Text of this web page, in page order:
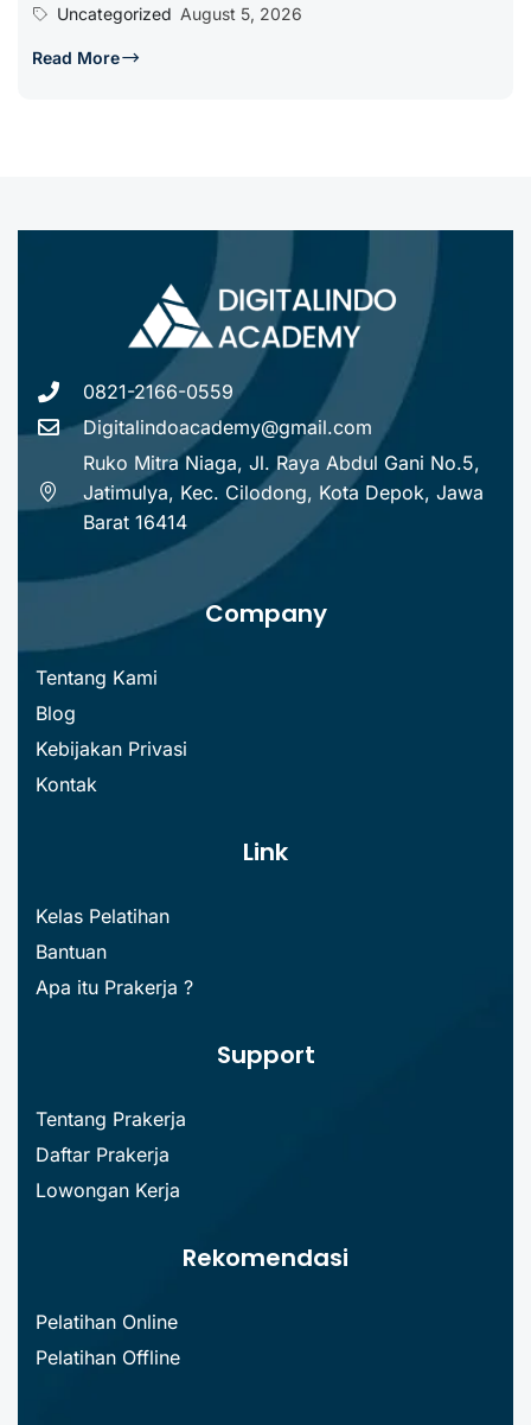
Uncategorized August 5, 2026
Read More
0821-2166-0559
Digitalindoacademy@gmail.com
Ruko Mitra Niaga, Jl. Raya Abdul Gani No.5,
Jatimulya, Kec. Cilodong, Kota Depok, Jawa
Barat 16414
Company
Tentang Kami
Blog
Kebijakan Privasi
Kontak
Link
Kelas Pelatihan
Bantuan
Apa itu Prakerja ?
Support
Tentang Prakerja
Daftar Prakerja
Lowongan Kerja
Rekomendasi
Pelatihan Online
Pelatihan Offline